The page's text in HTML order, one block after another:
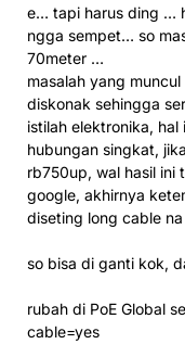
e… tapi harus ding …
ngga sempet… so
70meter …
masalah yang
diskonak sehingga
istilah elektronika,
hubungan singkat,
rb750up, wal hasil ini
google, akhirnya
diseting long cable
so bisa di ganti kok,
rubah di PoE Global
cable=yes